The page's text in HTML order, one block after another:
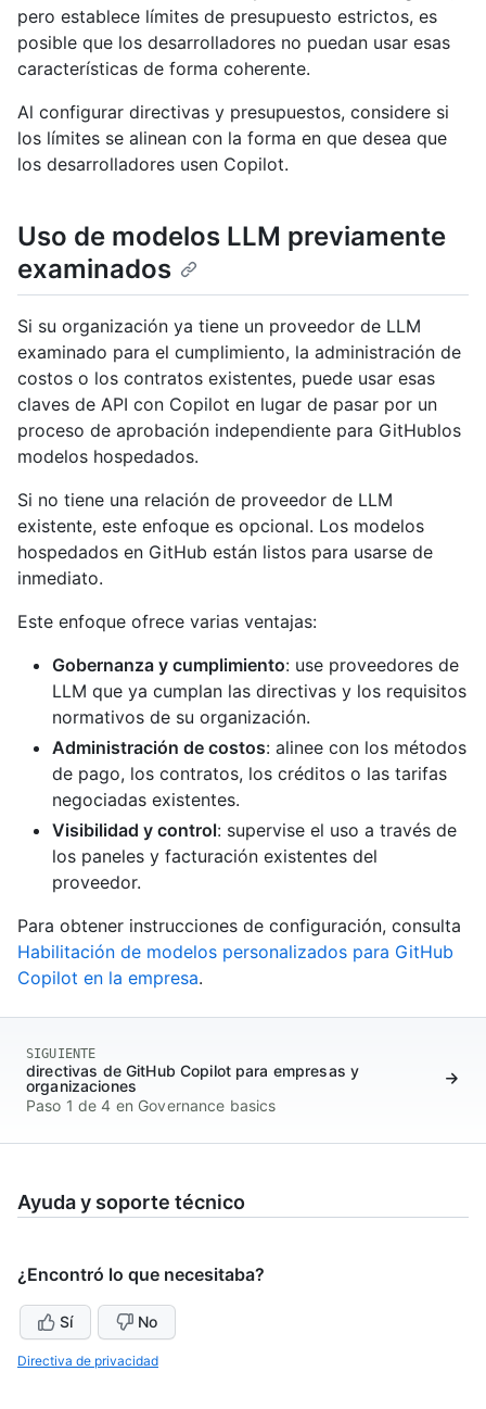
pero establece límites de presupuesto estrictos, es
posible que los desarrolladores no puedan usar esas
características de forma coherente.
Al configurar directivas y presupuestos, considere si
los límites se alinean con la forma en que desea que
los desarrolladores usen Copilot.
Uso de modelos LLM previamente
examinados
Si su organización ya tiene un proveedor de LLM
examinado para el cumplimiento, la administración de
costos o los contratos existentes, puede usar esas
claves de API con Copilot en lugar de pasar por un
proceso de aprobación independiente para GitHublos
modelos hospedados.
Si no tiene una relación de proveedor de LLM
existente, este enfoque es opcional. Los modelos
hospedados en GitHub están listos para usarse de
inmediato.
Este enfoque ofrece varias ventajas:
Gobernanza y cumplimiento: use proveedores de
LLM que ya cumplan las directivas y los requisitos
normativos de su organización.
Administración de costos: alinee con los métodos
de pago, los contratos, los créditos o las tarifas
negociadas existentes.
Visibilidad y control: supervise el uso a través de
los paneles y facturación existentes del
proveedor.
Para obtener instrucciones de configuración, consulta
Habilitación de modelos personalizados para GitHub
Copilot en la empresa.
SIGUIENTE
directivas de GitHub Copilot para empresas y
organizaciones
Paso 1 de 4 en Governance basics
Ayuda y soporte técnico
¿Encontró lo que necesitaba?
Sí No
Directiva de privacidad